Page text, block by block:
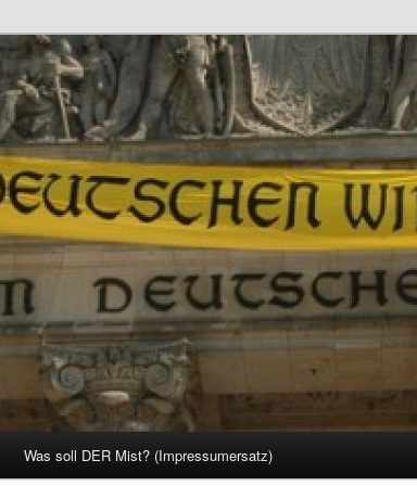
Was soll DER Mist? (Impressumersatz)